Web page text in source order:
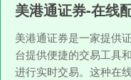
美港通证券-在线
美港通证券是一家提供
台提供便捷的交易工具
进行实时交易。这种在